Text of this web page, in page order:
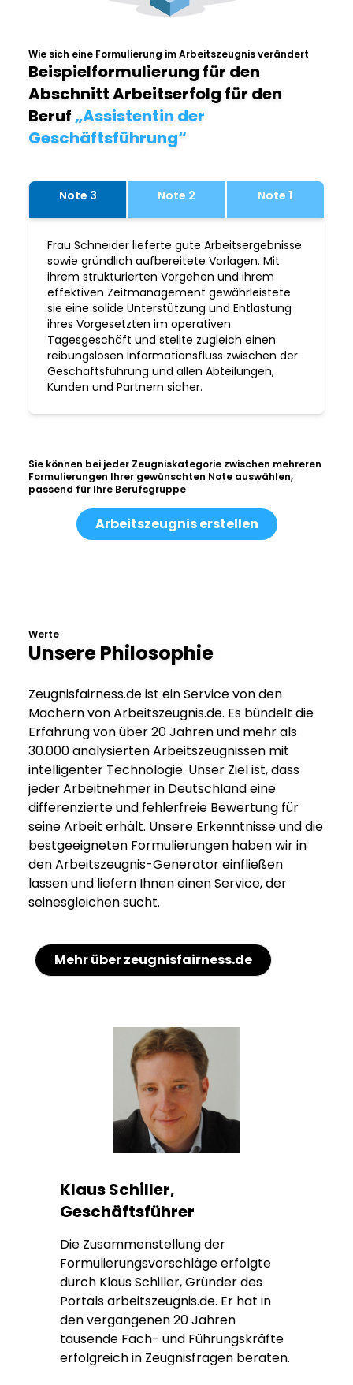
Wie sich eine Formulierung im Arbeitszeugnis verändert
Beispielformulierung für den
Abschnitt Arbeitserfolg für den
Beruf„Assistentin der
Geschäftsführung“
Note 3 Note 2 Note 1
Frau Schneider lieferte gute Arbeitsergebnisse
sowie gründlich aufbereitete Vorlagen. Mit
ihrem strukturierten Vorgehen und ihrem
effektiven Zeitmanagement gewährleistete
sie eine solide Unterstützung und Entlastung
ihres Vorgesetzten im operativen
Tagesgeschäft und stellte zugleich einen
reibungslosen Informationsfluss zwischen der
Geschäftsführung und allen Abteilungen,
Kunden und Partnern sicher.
Sie können bei jeder Zeugniskategorie zwischen mehreren
Formulierungen Ihrer gewünschten Note auswählen,
passend für Ihre Berufsgruppe
Arbeitszeugnis erstellen
Werte
Unsere Philosophie
Zeugnisfairness.de ist ein Service von den
Machern von Arbeitszeugnis.de. Es bündelt die
Erfahrung von über 20 Jahren und mehr als
30.000 analysierten Arbeitszeugnissen mit
intelligenter Technologie. Unser Ziel ist, dass
jeder Arbeitnehmer in Deutschland eine
differenzierte und fehlerfreie Bewertung für
seine Arbeit erhält. Unsere Erkenntnisse und die
bestgeeigneten Formulierungen haben wir in
den Arbeitszeugnis-Generator einfließen
lassen und liefern Ihnen einen Service, der
seinesgleichen sucht.
Mehr über zeugnisfairness.de
Klaus Schiller,
Geschäftsführer
Die Zusammenstellung der
Formulierungsvorschläge erfolgte
durch Klaus Schiller, Gründer des
Portals arbeitszeugnis.de. Er hat in
den vergangenen 20 Jahren
tausende Fach- und Führungskräfte
erfolgreich in Zeugnisfragen beraten.